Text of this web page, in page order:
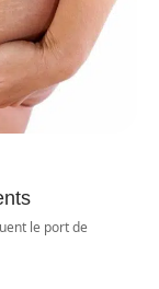
le port de